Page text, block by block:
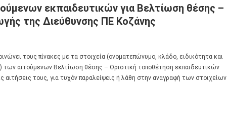
εκπαιδευτικών για Βελτίωση θέσης –
της Διεύθυνσης ΠΕ Κοζάνης
τους πίνακες με τα στοιχεία (ονοματεπώνυμο, κλάδο, ειδικότητα και
των αιτούμενων Βελτίωση θέσης – Οριστική τοποθέτηση εκπαιδευτικών
τους, για τυχόν παραλείψεις ή λάθη στην αναγραφή των στοιχείων